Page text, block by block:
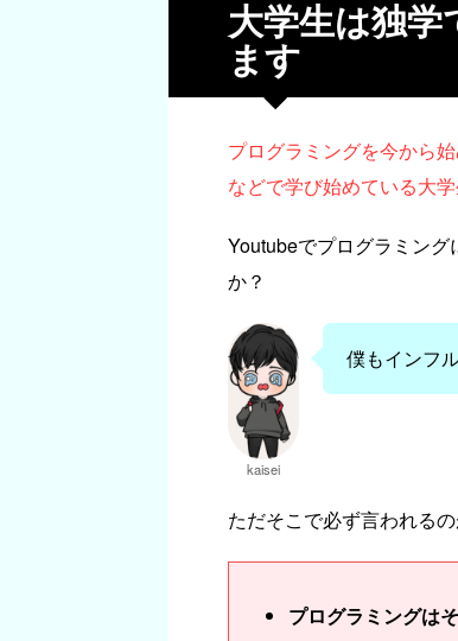
大学生は独
ます
プログラミングを今から
などで学び始めている大
Youtubeでプログラミン
か？
kaisei
僕もインフ
ただそこで必ず言われる
プログラミングは